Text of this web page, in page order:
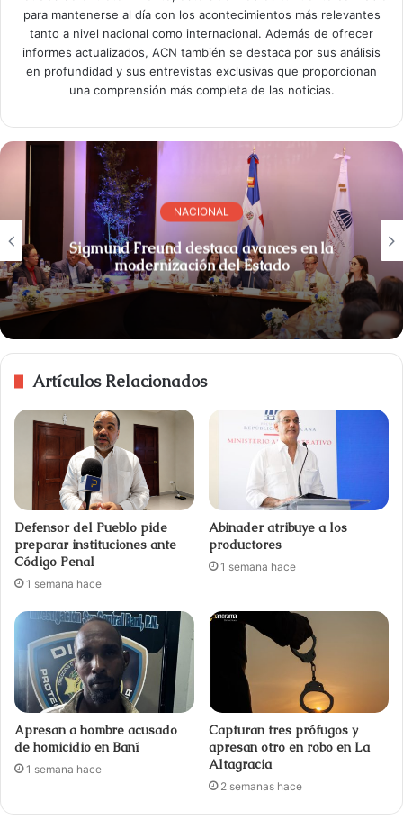
para mantenerse al día con los acontecimientos más relevantes
tanto a nivel nacional como internacional. Además de ofrecer
informes actualizados, ACN también se destaca por sus análisis
en profundidad y sus entrevistas exclusivas que proporcionan
una comprensión más completa de las noticias.
NACIONAL
Sigmund Freund destaca avances en la
modernización del Estado
Artículos Relacionados
Defensor del Pueblo pide
preparar instituciones ante
Código Penal
1 semana hace
Abinader atribuye a los
productores
1 semana hace
Apresan a hombre acusado
de homicidio en Baní
1 semana hace
Capturan tres prófugos y
apresan otro en robo en La
Altagracia
2 semanas hace